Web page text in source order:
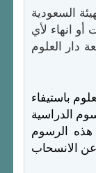
السعودية
انهاء لأي
دار العلوم
باستيفاء
الدراسية
هذه الرسوم
عن الانسحاب